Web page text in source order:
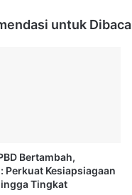
untuk Dibaca
Bertambah,
Perkuat Kesiapsiagaan
Tingkat